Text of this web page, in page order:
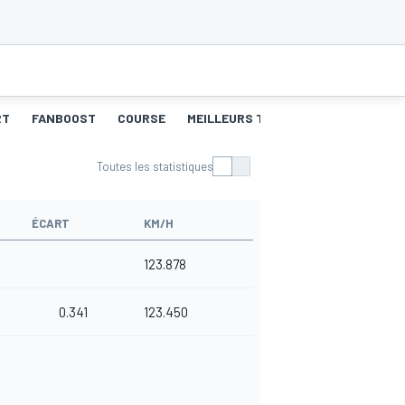
FANBOOST COURSE MEILLEURS TOURS
Toutes les statistiques
ÉCART KM/H
123.878
0.341 123.450